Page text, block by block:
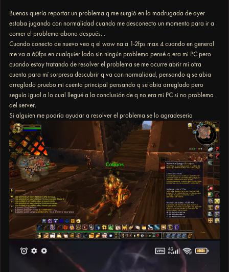
Buenas quería reportar un problema q me surgió en la madrugada de ayer
estaba jugando con normalidad cuando me desconecto un momento para ir a
comer el problema abono después...
Cuando conecto de nuevo veo q el wow na a 1-2fps max 4 cuando en general
me va a 60fps en cualquier lado sin ningún problema pensé q era mi PC pero
cuando estoy tratando de resolver el problema se me ocurre abrir mi otra
cuenta para mí sorpresa descubrir q va con normalidad, pensando q se abia
arreglado pruebo mi cuenta principal pensando q se abia arreglado pero
seguía igual a lo cual llegué a la conclusión de q no era mi PC si no problema
del server.
Si alguien me podría ayudar a resolver el problema se lo agradeseria